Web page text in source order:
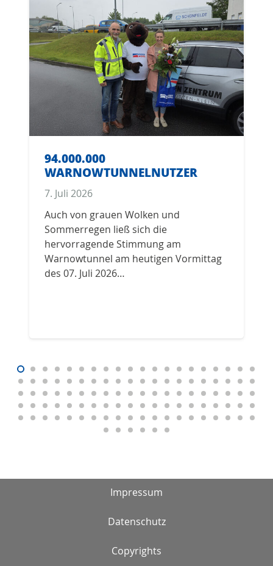
94.000.000
WARNOWTUNNELNUTZER
7. Juli 2026
Auch von grauen Wolken und
Sommerregen ließ sich die
hervorragende Stimmung am
Warnowtunnel am heutigen Vormittag
des 07. Juli 2026…
Impressum
Datenschutz
Copyrights